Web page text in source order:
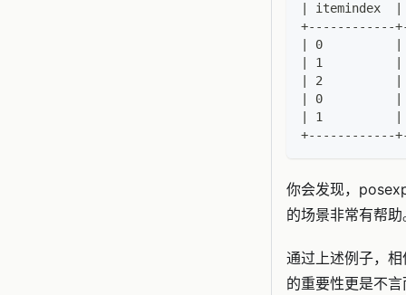
| itemindex
+------------
| 0          |
| 1          |
| 2          |
| 0          |
| 1          |
+------------
你会发现，
的场景非常有帮助
通过上述例子，
的重要性更是不